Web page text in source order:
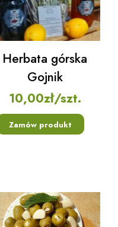
Herbata górska
Gojnik
10,00zł/szt.
Zamów produkt